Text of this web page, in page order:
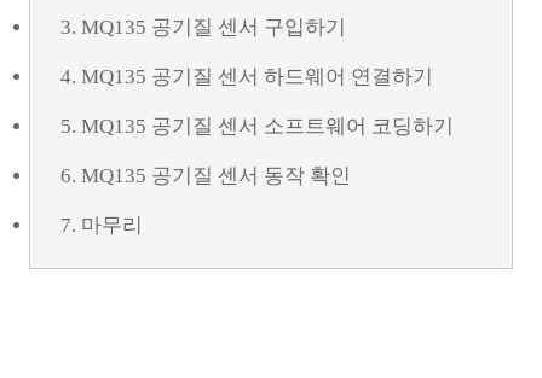
3. MQ135 공기질 센서 구입하기
4. MQ135 공기질 센서 하드웨어 연결하기
5. MQ135 공기질 센서 소프트웨어 코딩하기
6. MQ135 공기질 센서 동작 확인
7. 마무리